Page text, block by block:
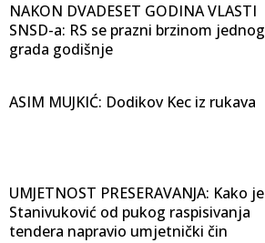
NAKON DVADESET GODINA VLASTI
SNSD-a: RS se prazni brzinom jednog
grada godišnje
ASIM MUJKIĆ: Dodikov Kec iz rukava
UMJETNOST PRESERAVANJA: Kako je
Stanivuković od pukog raspisivanja
tendera napravio umjetnički čin